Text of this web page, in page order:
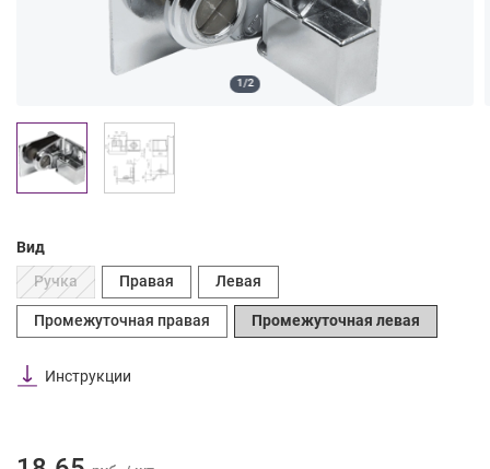
1/2
Вид
Ручка
Правая Левая
Промежуточная правая Промежуточная левая
Инструкции